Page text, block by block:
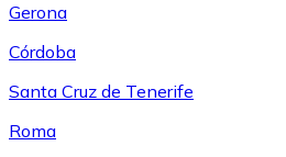
Gerona
Córdoba
Santa Cruz de Tenerife
Roma